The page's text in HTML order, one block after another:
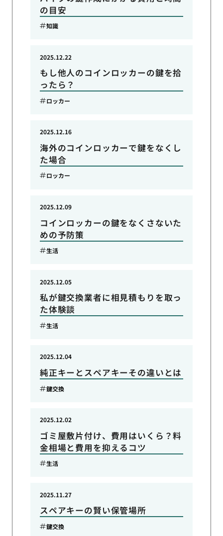
の目安
知識
もし他人のコインロッカーの鍵を拾
ったら？
2025.12.22
ロッカー
海外のコインロッカーで鍵をなくし
た場合
2025.12.16
ロッカー
コインロッカーの鍵をなくさないた
めの予防策
2025.12.09
生活
私が鍵交換業者に相見積もりを取っ
た体験談
2025.12.05
生活
純正キーとスペアキーその違いとは
2025.12.04
鍵交換
ゴミ屋敷片付け、費用はいくら？料
金相場と費用を抑えるコツ
2025.12.02
生活
スペアキーの賢い保管場所
2025.11.27
鍵交換